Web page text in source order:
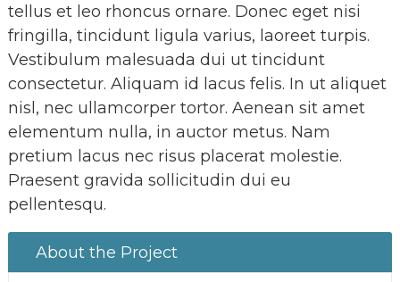
tellus et leo rhoncus ornare. Donec eget nisi
fringilla, tincidunt ligula varius, laoreet turpis.
Vestibulum malesuada dui ut tincidunt
consectetur. Aliquam id lacus felis. In ut aliquet
nisl, nec ullamcorper tortor. Aenean sit amet
elementum nulla, in auctor metus. Nam
pretium lacus nec risus placerat molestie.
Praesent gravida sollicitudin dui eu
pellentesqu.
About the Project